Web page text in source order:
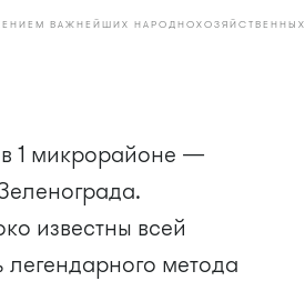
ВАЖНЕЙШИХ НАРОДНОХОЗЯЙСТВЕННЫХ
1 микрорайоне —
известны всей
метода